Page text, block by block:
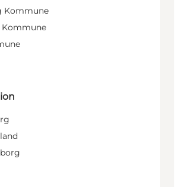
Kommune
Kommune